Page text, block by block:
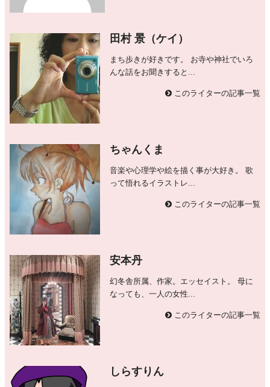
田村 景（ケイ）
まち歩きが好きです。 お寺や神社でいろ
んな話をお聞きすると...
このライターの記事一覧
ちゃんくま
音楽や心理学や絵を描く事が大好き。 歌
って悟れるイラストレ...
このライターの記事一覧
安本丹
幻冬舎所属、作家。エッセイスト。 母に
なっても、一人の女性...
このライターの記事一覧
しらすりん